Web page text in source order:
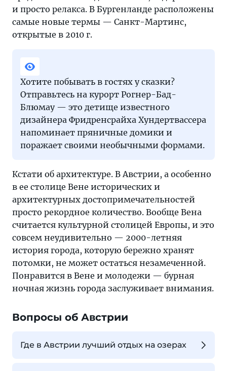
и просто релакса. В Бургенланде расположены
самые новые термы — Санкт-Мартинс,
открытые в 2010 г.
Хотите побывать в гостях у сказки?
Отправьтесь на курорт Рогнер-Бад-
Блюмау — это детище известного
дизайнера Фридренсрайха Хундертвассера
напоминает пряничные домики и
поражает своими необычными формами.
Кстати об архитектуре. В Австрии, а особенно
в ее столице Вене исторических и
архитектурных достопримечательностей
просто рекордное количество. Вообще Вена
считается культурной столицей Европы, и это
совсем неудивительно — 2000-летняя
история города, которую бережно хранят
потомки, не может остаться незамеченной.
Понравится в Вене и молодежи — бурная
ночная жизнь города заслуживает внимания.
Вопросы об Австрии
Где в Австрии лучший отдых на озерах